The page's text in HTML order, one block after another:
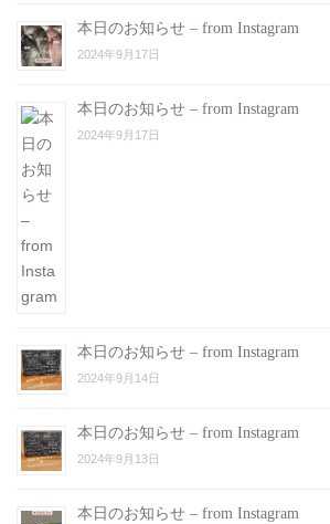
本日のお知らせ – from Instagram
2024年9月17日
本日のお知らせ – from Instagram
2024年9月17日
本日のお知らせ – from Instagram
2024年9月14日
本日のお知らせ – from Instagram
2024年9月13日
本日のお知らせ – from Instagram